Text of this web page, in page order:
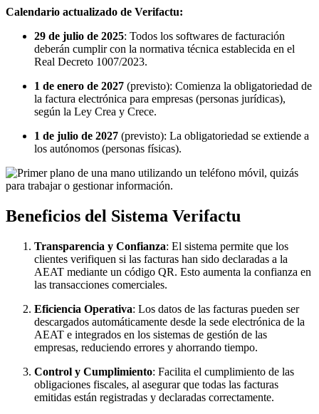
Calendario actualizado de Verifactu:
29 de julio de 2025: Todos los softwares de facturación
deberán cumplir con la normativa técnica establecida en el
Real Decreto 1007/2023.
1 de enero de 2027 (previsto): Comienza la obligatoriedad de
la factura electrónica para empresas (personas jurídicas),
según la Ley Crea y Crece.
1 de julio de 2027 (previsto): La obligatoriedad se extiende a
los autónomos (personas físicas).
Beneficios del Sistema Verifactu
Transparencia y Confianza: El sistema permite que los
clientes verifiquen si las facturas han sido declaradas a la
AEAT mediante un código QR. Esto aumenta la confianza en
las transacciones comerciales.
Eficiencia Operativa: Los datos de las facturas pueden ser
descargados automáticamente desde la sede electrónica de la
AEAT e integrados en los sistemas de gestión de las
empresas, reduciendo errores y ahorrando tiempo.
Control y Cumplimiento: Facilita el cumplimiento de las
obligaciones fiscales, al asegurar que todas las facturas
emitidas están registradas y declaradas correctamente.